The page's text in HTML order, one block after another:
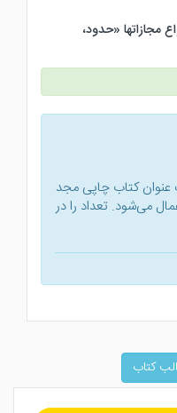
«حدود،
عنوان کتاب‌ چاپی مجد
می‌شود. تعداد را در
کتاب